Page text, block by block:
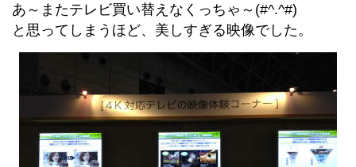
あ～またテレビ買い替えなくっちゃ～(#^.^#)
と思ってしまうほど、美しすぎる映像でした。